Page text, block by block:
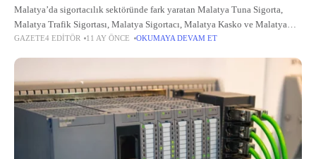
Malatya’da sigortacılık sektöründe fark yaratan Malatya Tuna Sigorta,
Malatya Trafik Sigortası, Malatya Sigortacı, Malatya Kasko ve Malatya
Sağlık Sigortası hizmetleriyle müşterilerinin yanında. Geniş ürün yelpazesi
GAZETE4 EDITÖR 11 AY ÖNCE OKUMAYA DEVAM ET